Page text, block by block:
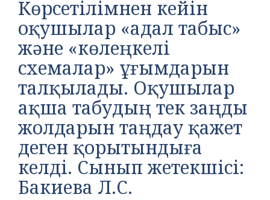
Көрсетілімнен кейін
оқушылар «адал табыс»
және «көлеңкелі
схемалар» ұғымдарын
талқылады. Оқушылар
ақша табудың тек заңды
жолдарын таңдау қажет
деген қорытындыға
келді. Сынып жетекшісі:
Бакиева Л.С.